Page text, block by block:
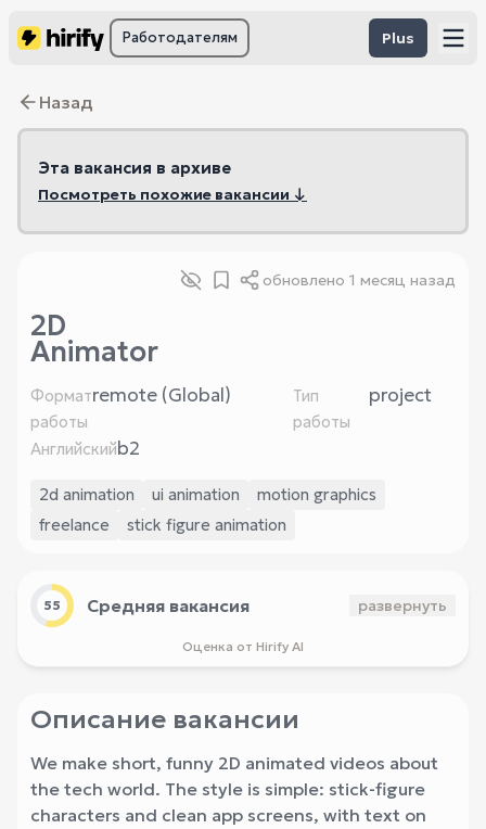
Работодателям Plus
Назад
Эта вакансия в архиве
Посмотреть похожие вакансии ↓
обновлено 1 месяц назад
2D
Animator
Формат
работы
remote (Global)
Тип
работы
project
Английскийb2
2d animation ui animation
motion graphics
freelance
stick figure animation
55 Средняя вакансия развернуть
Оценка от Hirify AI
Описание вакансии
We make short, funny 2D animated videos about
the tech world. The style is simple: stick-figure
characters and clean app screens, with text on